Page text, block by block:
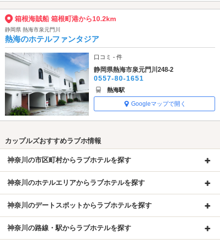
箱根海賊船 箱根町港から10.2km
静岡県 熱海市泉元門川
熱海のホテルファンタジア
口コミ - 件
静岡県熱海市泉元門川248-2
0557-80-1651
熱海駅
Googleマップで開く
カップルズおすすめラブホ情報
神奈川の市区町村からラブホテルを探す
神奈川のホテルエリアからラブホテルを探す
神奈川のデートスポットからラブホテルを探す
神奈川の路線・駅からラブホテルを探す